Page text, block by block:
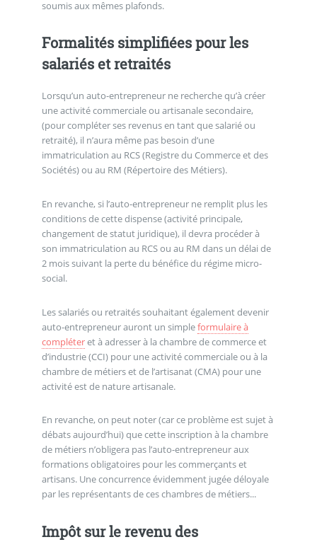
soumis aux mêmes plafonds.
Formalités simplifiées pour les
salariés et retraités
Lorsqu’un auto-entrepreneur ne recherche qu’à créer
une activité commerciale ou artisanale secondaire,
(pour compléter ses revenus en tant que salarié ou
retraité), il n’aura même pas besoin d’une
immatriculation au RCS (Registre du Commerce et des
Sociétés) ou au RM (Répertoire des Métiers).
En revanche, si l’auto-entrepreneur ne remplit plus les
conditions de cette dispense (activité principale,
changement de statut juridique), il devra procéder à
son immatriculation au RCS ou au RM dans un délai de
2 mois suivant la perte du bénéfice du régime micro-
social.
Les salariés ou retraités souhaitant également devenir
auto-entrepreneur auront un simpleformulaire à
compléteret à adresser à la chambre de commerce et
d’industrie (CCI) pour une activité commerciale ou à la
chambre de métiers et de l’artisanat (CMA) pour une
activité est de nature artisanale.
En revanche, on peut noter (car ce problème est sujet à
débats aujourd’hui) que cette inscription à la chambre
de métiers n’obligera pas l’auto-entrepreneur aux
formations obligatoires pour les commerçants et
artisans. Une concurrence évidemment jugée déloyale
par les représentants de ces chambres de métiers...
Impôt sur le revenu des